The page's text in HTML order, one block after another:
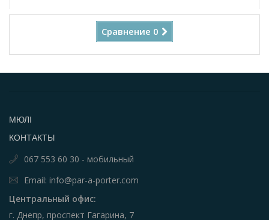
Купить!
Сравнение 0
МЮЛІ
КОНТАКТЫ
067 553 60 30 - мобильный
Email: info@par-a-porter.com
Центральный офис:
г. Днепр, проспект Гагарина, 7